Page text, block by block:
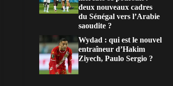
deux nouveaux cadres
du Sénégal vers l’Arabie
saoudite ?
Wydad : qui est le nouvel
entraîneur d’Hakim
Ziyech, Paulo Sergio ?